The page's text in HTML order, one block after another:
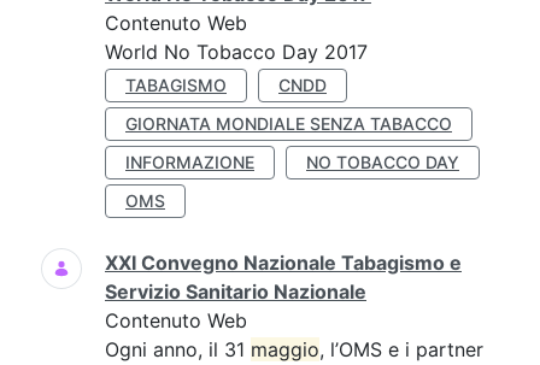
Contenuto Web
World No Tobacco Day 2017
TABAGISMO
CNDD
GIORNATA MONDIALE SENZA TABACCO
INFORMAZIONE
NO TOBACCO DAY
OMS
XXI Convegno Nazionale Tabagismo e
Servizio Sanitario Nazionale
Contenuto Web
Ogni anno, il 31 maggio, l’OMS e i partner